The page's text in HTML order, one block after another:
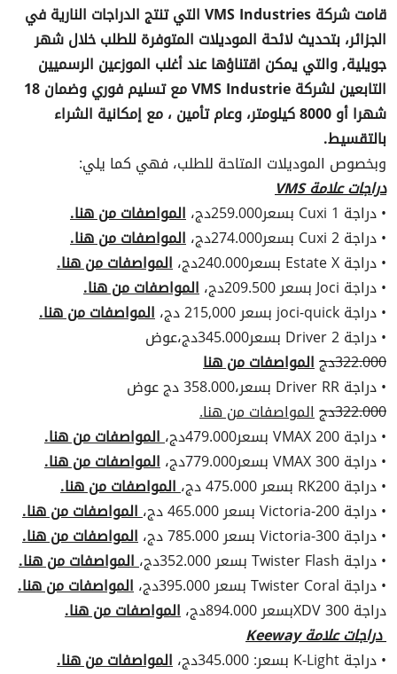
قامت شركة VMS Industries التي تنتج الدراجات النارية في
الجزائر، بتحديث لائحة الموديلات المتوفرة للطلب خلال شهر
جويلية, والتي يمكن اقتناؤها عند أغلب الموزعين الرسميين
التابعين لشركة VMS Industrie مع تسليم فوري وضمان 18
شهرا أو 8000 كيلومتر، وعام تأمين ، مع إمكانية الشراء
بالتقسيط.
وبخصوص الموديلات المتاحة للطلب، فهي كما يلي:
دراجات علامة VMS
• دراجة Cuxi 1 بسعر259.000دج،
المواصفات من هنا.
• دراجة Cuxi 2 بسعر274.000دج،
المواصفات من هنا.
• دراجة Estate X بسعر240.000دج،
المواصفات من هنا.
• دراجة Joci بسعر 209.500دج،
المواصفات من هنا.
• دراجة joci-quick بسعر 215,000 دج،
المواصفات من هنا.
• دراجة Driver 2 بسعر345.000دج،عوض
322.000دج
المواصفات من هنا
• دراجة Driver RR بسعر،358.000 دج عوض
322.000دج
المواصفات من هنا.
• دراجة VMAX 200 بسعر479.000دج،
المواصفات من هنا.
• دراجة VMAX 300 بسعر779.000دج،
المواصفات من هنا.
• دراجة RK200 بسعر 475.000 دج،
المواصفات من هنا.
• دراجة Victoria-200 بسعر 465.000 دج،
المواصفات من هنا.
• دراجة Victoria-300 بسعر 785.000 دج،
المواصفات من هنا.
• دراجة Twister Flash بسعر 352.000دج،
المواصفات من هنا.
• دراجة Twister Coral بسعر 395.000دج،
المواصفات من هنا.
دراجة XDV 300بسعر 894.000دج،
المواصفات من هنا.
دراجات علامة Keeway
• دراجة K-Light بسعر: 345.000دج،
المواصفات من هنا.